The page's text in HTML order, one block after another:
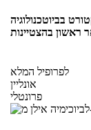
לפרופיל המלא
אונליין
פרונטלי